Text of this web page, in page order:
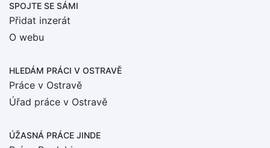
SPOJTE SE SÁMI
Přidat inzerát
O webu
HLEDÁM PRÁCI V OSTRAVĚ
Práce v Ostravě
Úřad práce v Ostravě
ÚŽASNÁ PRÁCE JINDE